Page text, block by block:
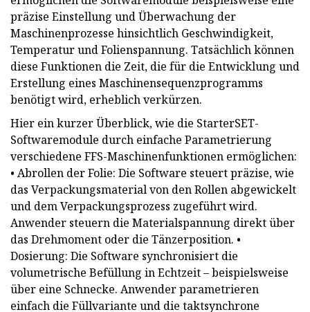
präzise Einstellung und Überwachung der
Maschinenprozesse hinsichtlich Geschwindigkeit,
Temperatur und Folienspannung. Tatsächlich können
diese Funktionen die Zeit, die für die Entwicklung und
Erstellung eines Maschinensequenzprogramms
benötigt wird, erheblich verkürzen.
Hier ein kurzer Überblick, wie die StarterSET-
Softwaremodule durch einfache Parametrierung
verschiedene FFS-Maschinenfunktionen ermöglichen:
• Abrollen der Folie: Die Software steuert präzise, ​​wie
das Verpackungsmaterial von den Rollen abgewickelt
und dem Verpackungsprozess zugeführt wird.
Anwender steuern die Materialspannung direkt über
das Drehmoment oder die Tänzerposition. •
Dosierung: Die Software synchronisiert die
volumetrische Befüllung in Echtzeit – beispielsweise
über eine Schnecke. Anwender parametrieren
einfach die Füllvariante und die taktsynchrone